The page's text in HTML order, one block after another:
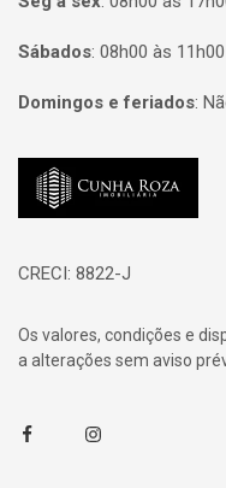
Sábados: 08h00 às 11h00
Domingos e feriados:
Página inicial
CRECI: 8822-J
Os valores, condições e
a alterações sem aviso
FacebookInstagram